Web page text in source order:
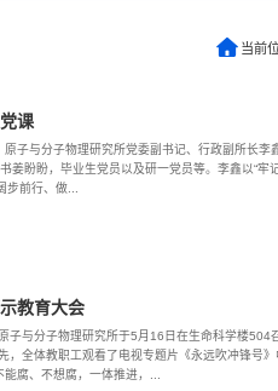
当前
课
子与分子物理研究所党委副书记、行政副所长
盼盼，毕业生党员以及研一党员等。李鑫以“牢
步前行、做...
教育大会
子与分子物理研究所于5月16日在生命科学楼504
全体教职工观看了电视专题片《永远吹冲锋号
腐、不想腐，一体推进，...